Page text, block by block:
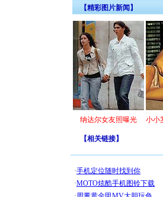
【精彩图片新闻】
纳达尔女友照曝光 小小
【相关链接】